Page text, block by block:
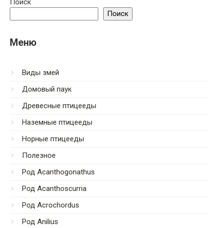
Поиск
Поиск
Меню
Виды змей
Домовый паук
Древесные птицееды
Наземные птицееды
Норные птицееды
Полезное
Род Acanthogonathus
Род Acanthoscurria
Род Acrochordus
Род Anilius